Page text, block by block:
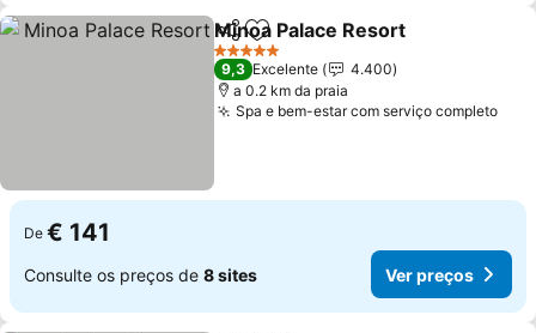
PartilharAdicionar aos favoritos
Minoa Palace Resort
5 Estrelas
9,3 Excelente
4.400
a 0.2 km da praia
Spa e bem-estar com serviço completo
De € 141
Consulte os preços de 8 sites Ver preços